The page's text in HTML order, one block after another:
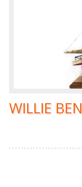
WILLIE